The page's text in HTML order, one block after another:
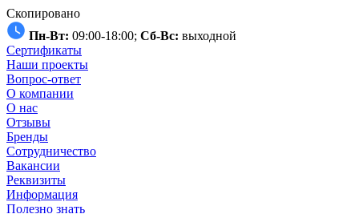
Скопировано
Пн-Вт: 09:00-18:00; Сб-Вс: выходной
Сертификаты
Наши проекты
Вопрос-ответ
О компании
О нас
Отзывы
Бренды
Сотрудничество
Вакансии
Реквизиты
Информация
Полезно знать